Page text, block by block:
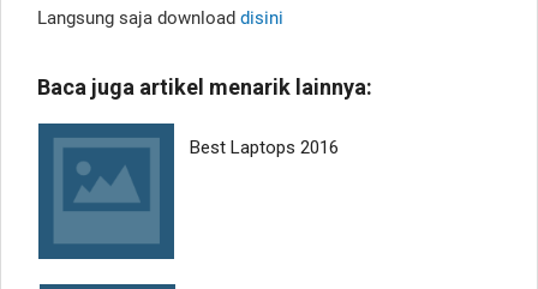
Langsung saja download disini